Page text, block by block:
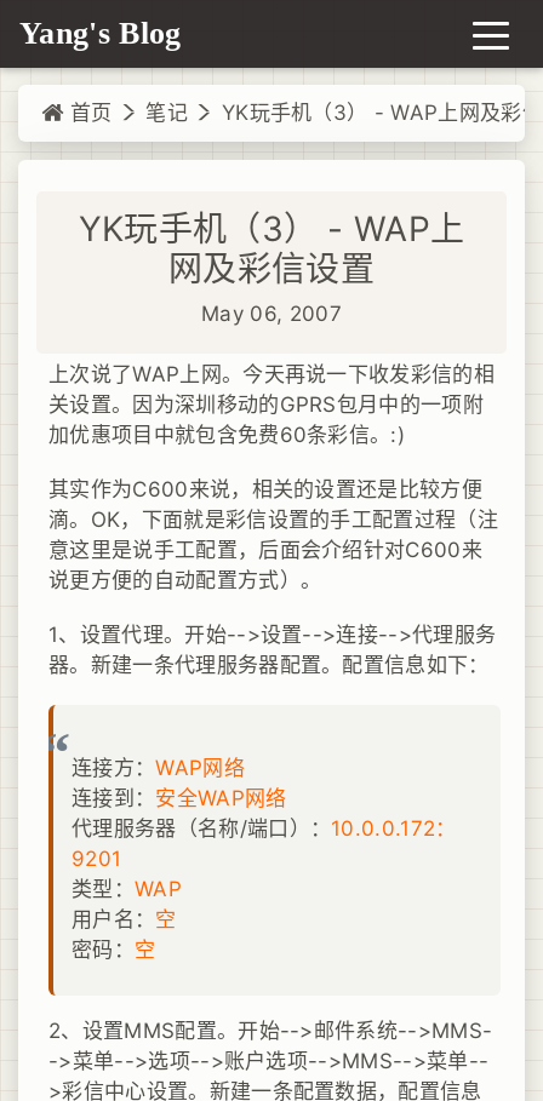
Yang's Blog
首页 笔记 YK玩手机（3） - WAP上网及彩
YK玩手机（3） - WAP上
网及彩信设置
May 06, 2007
上次说了WAP上网。今天再说一下收发彩信的相
关设置。因为深圳移动的GPRS包月中的一项附
加优惠项目中就包含免费60条彩信。:)
其实作为C600来说，相关的设置还是比较方便
滴。OK，下面就是彩信设置的手工配置过程（注
意这里是说手工配置，后面会介绍针对C600来
说更方便的自动配置方式）。
1、设置代理。开始-->设置-->连接-->代理服务
器。新建一条代理服务器配置。配置信息如下：
连接方：WAP网络
连接到： 安全WAP网络
代理服务器（名称/端口）： 10.0.0.172：
9201
类型： WAP
用户名： 空
密码： 空
2、设置MMS配置。开始-->邮件系统-->MMS-
->菜单-->选项-->账户选项-->MMS-->菜单--
>彩信中心设置。新建一条配置数据，配置信息